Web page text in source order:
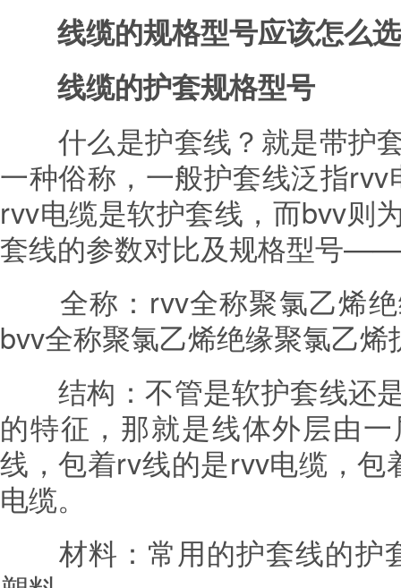
线缆的规格型号应该怎么
线缆的护套规格型号
什么是护套线？就是带护
一种俗称，一般护套线泛指
rvv电缆是软护套线，而bvv则
套线的参数对比及规格型号——
全称：rvv全称聚氯乙烯绝
bvv全称聚氯乙烯绝缘聚氯乙烯
结构：不管是软护套线还
的特征，那就是线体外层由
线，包着rv线的是rvv电缆，
电缆。
材料：常用的护套线的护